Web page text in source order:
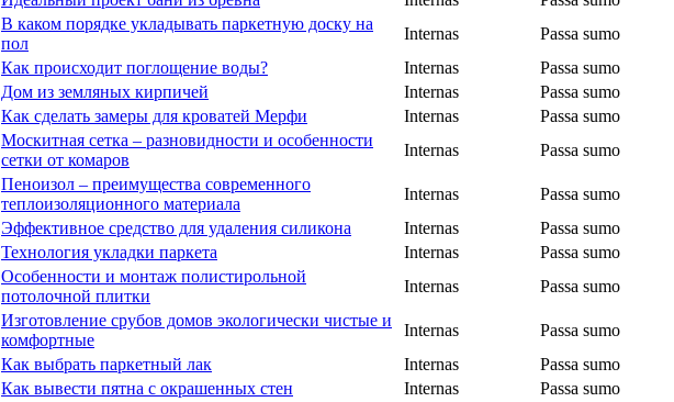
В каком порядке укладывать паркетную доску на
пол
Internas
Passa sumo
Как происходит поглощение воды?
Internas
Passa sumo
Дом из земляных кирпичей
Internas
Passa sumo
Как сделать замеры для кроватей Мерфи
Internas
Passa sumo
Москитная сетка – разновидности и особенности
сетки от комаров
Internas
Passa sumo
Пеноизол – преимущества современного
теплоизоляционного материала
Internas
Passa sumo
Эффективное средство для удаления силикона
Internas
Passa sumo
Технология укладки паркета
Internas
Passa sumo
Особенности и монтаж полистирольной
потолочной плитки
Internas
Passa sumo
Изготовление срубов домов экологически чистые и
комфортные
Internas
Passa sumo
Как выбрать паркетный лак
Internas
Passa sumo
Как вывести пятна с окрашенных стен
Internas Passa sumo